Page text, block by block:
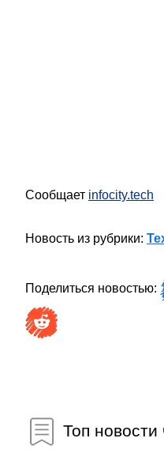
Сообщает infocity.tech
Новость из рубрики:
Поделиться новостью:
Топ новости